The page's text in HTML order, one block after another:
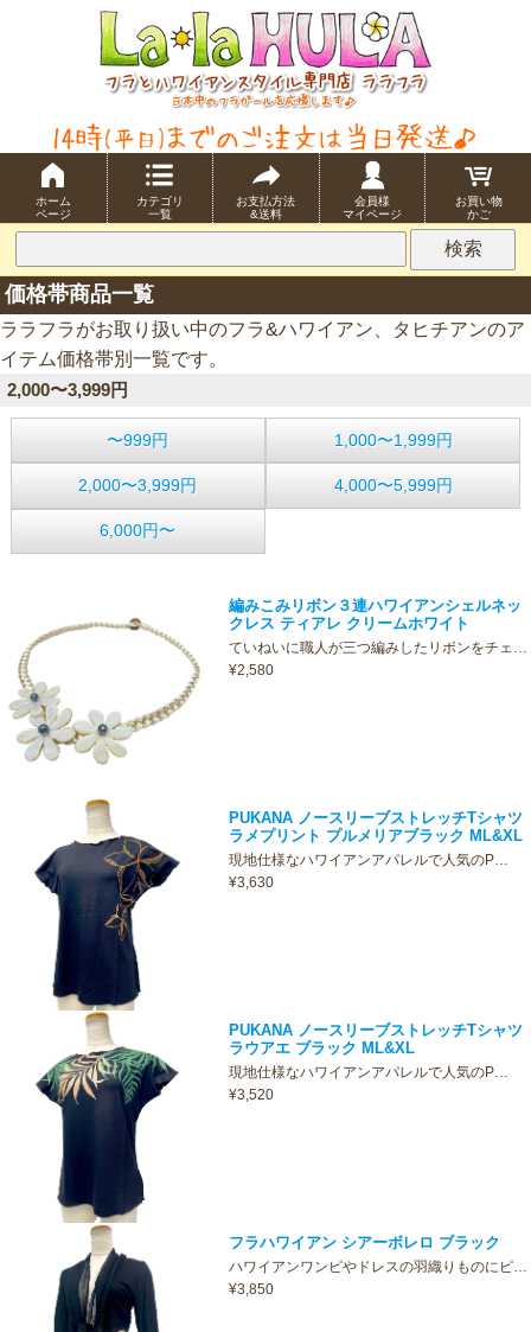
ホーム
ページ
カテゴリ
一覧
お支払方法
&送料
会員様
マイページ
お買い物
かご
価格帯商品一覧
ララフラがお取り扱い中のフラ&ハワイアン、タヒチアンのア
イテム価格帯別一覧です。
2,000〜3,999円
〜999円 1,000〜1,999円
2,000〜3,999円 4,000〜5,999円
6,000円〜
編みこみリボン３連ハワイアンシェルネッ
クレス ティアレ クリームホワイト
ていねいに職人が三つ編みしたリボンをチェ…
¥2,580
PUKANA ノースリーブストレッチTシャツ
ラメプリント プルメリアブラック ML&XL
現地仕様なハワイアンアパレルで人気のP…
¥3,630
PUKANA ノースリーブストレッチTシャツ
ラウアエ ブラック ML&XL
現地仕様なハワイアンアパレルで人気のP…
¥3,520
フラハワイアン シアーボレロ ブラック
ハワイアンワンピやドレスの羽織りものにピ…
¥3,850